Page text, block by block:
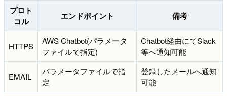
プロト
コル
エンドポイント 備考
HTTPS
AWS Chatbot(パラメータ
ファイルで指定)
Chatbot経由にてSlack
等へ通知可能
EMAIL
パラメータファイルで指
定
登録したメールへ通知
可能